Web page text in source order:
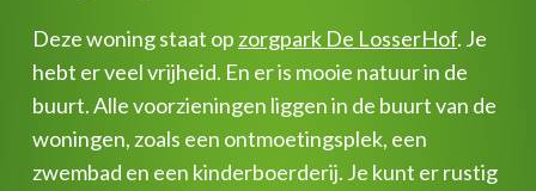
Deze woning staat op zorgpark De LosserHof. Je
hebt er veel vrijheid. En er is mooie natuur in de
buurt. Alle voorzieningen liggen in de buurt van de
woningen, zoals een ontmoetingsplek, een
zwembad en een kinderboerderij. Je kunt er rustig